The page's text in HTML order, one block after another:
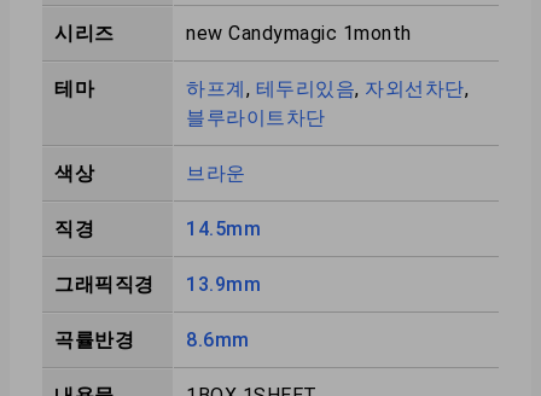
시리즈 new Candymagic 1month
테마 하프계, 테두리있음, 자외선차단,
블루라이트차단
색상 브라운
직경 14.5mm
그래픽직경 13.9mm
곡률반경 8.6mm